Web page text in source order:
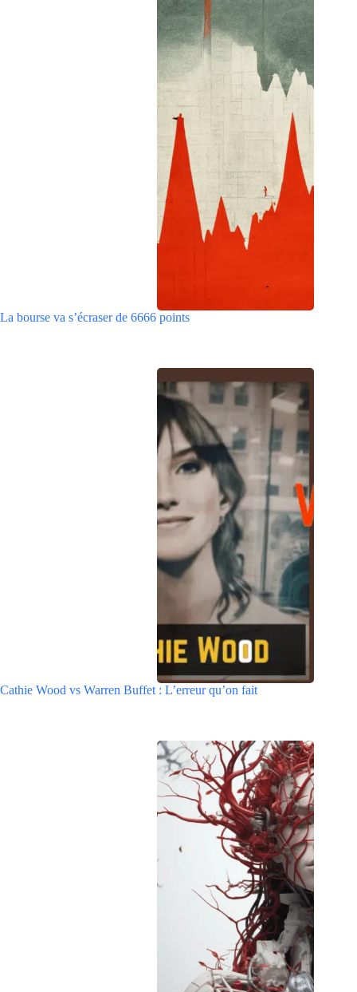
La bourse va s’écraser de 6666 points
Cathie Wood vs Warren Buffet : L’erreur qu’on fait